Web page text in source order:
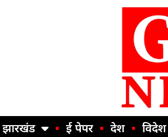
झारखंड ई पेपर देश विदेश